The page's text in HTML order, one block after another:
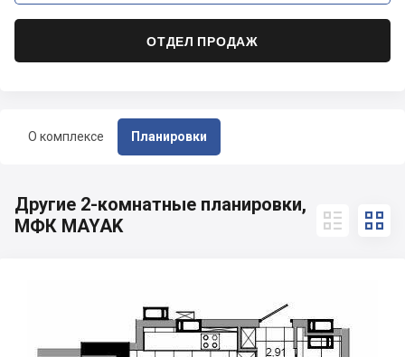
О комплексе Планировки
ОТДЕЛ ПРОДАЖ
Другие 2-комнатные планировки,
МФК MAYAK
 